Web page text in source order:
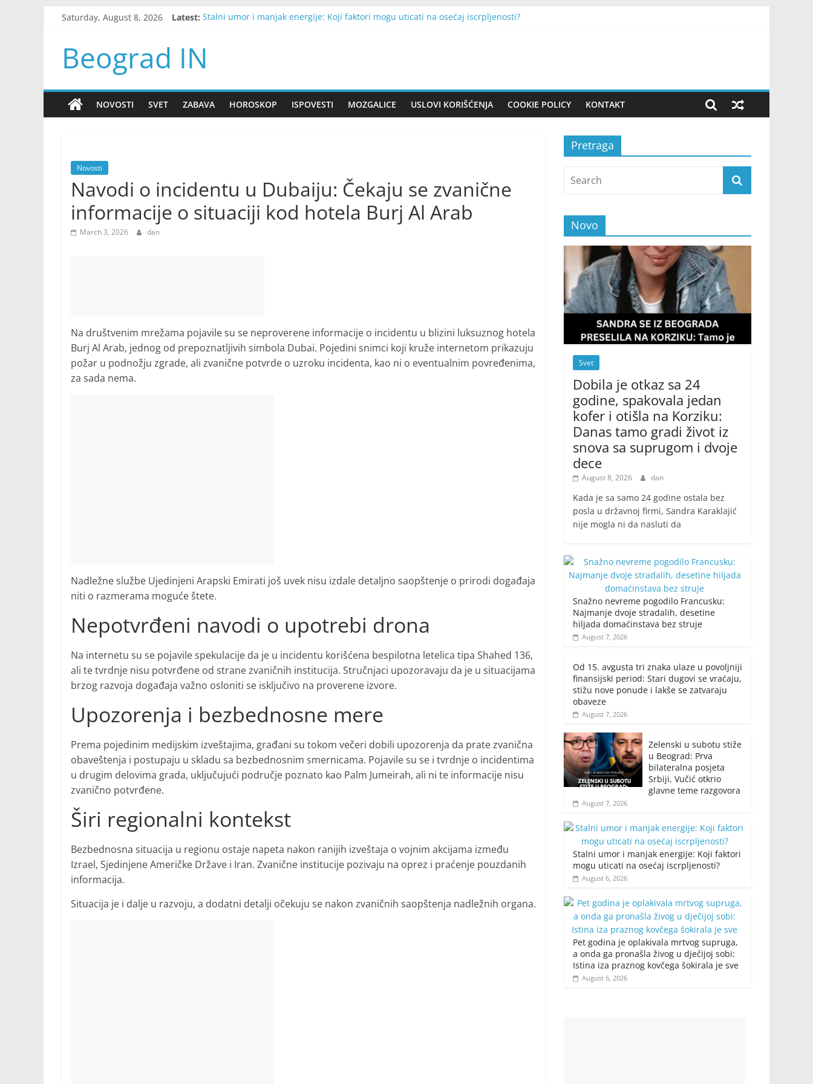
Saturday, August 8, 2026 Latest: Stalni umor i manjak energije: Koji faktori mogu uticati na osećaj iscrpljenosti?
Zelenski u subotu stiže u Beograd: Prva bilateralna posjeta Srbiji, Vučić otkrio glavne teme razgovora
Beograd IN
NOVOSTI SVET ZABAVA HOROSKOP ISPOVESTI MOZGALICE USLOVI KORIŠĆENJA COOKIE POLICY KONTAKT
Novosti
Navodi o incidentu u Dubaiju: Čekaju se zvanične
informacije o situaciji kod hotela Burj Al Arab
March 3, 2026 dan
Na društvenim mrežama pojavile su se neproverene informacije o incidentu u blizini luksuznog hotela
Burj Al Arab, jednog od prepoznatljivih simbola Dubai. Pojedini snimci koji kruže internetom prikazuju
požar u podnožju zgrade, ali zvanične potvrde o uzroku incidenta, kao ni o eventualnim povređenima,
za sada nema.
Nadležne službe Ujedinjeni Arapski Emirati još uvek nisu izdale detaljno saopštenje o prirodi događaja
niti o razmerama moguće štete.
Nepotvrđeni navodi o upotrebi drona
Na internetu su se pojavile spekulacije da je u incidentu korišćena bespilotna letelica tipa Shahed 136,
ali te tvrdnje nisu potvrđene od strane zvaničnih institucija. Stručnjaci upozoravaju da je u situacijama
brzog razvoja događaja važno osloniti se isključivo na proverene izvore.
Upozorenja i bezbednosne mere
Prema pojedinim medijskim izveštajima, građani su tokom večeri dobili upozorenja da prate zvanična
obaveštenja i postupaju u skladu sa bezbednosnim smernicama. Pojavile su se i tvrdnje o incidentima
u drugim delovima grada, uključujući područje poznato kao Palm Jumeirah, ali ni te informacije nisu
zvanično potvrđene.
Širi regionalni kontekst
Bezbednosna situacija u regionu ostaje napeta nakon ranijih izveštaja o vojnim akcijama između
Izrael, Sjedinjene Američke Države i Iran. Zvanične institucije pozivaju na oprez i praćenje pouzdanih
informacija.
Situacija je i dalje u razvoju, a dodatni detalji očekuju se nakon zvaničnih saopštenja nadležnih organa.
Pretraga
Novo
Svet
Dobila je otkaz sa 24
godine, spakovala jedan
kofer i otišla na Korziku:
Danas tamo gradi život iz
snova sa suprugom i dvoje
dece
August 8, 2026 dan
Kada je sa samo 24 godine ostala bez
posla u državnoj firmi, Sandra Karaklajić
nije mogla ni da nasluti da
Snažno nevreme pogodilo Francusku:
Najmanje dvoje stradalih, desetine
hiljada domaćinstava bez struje
August 7, 2026
Od 15. avgusta tri znaka ulaze u povoljniji
finansijski period: Stari dugovi se vraćaju,
stižu nove ponude i lakše se zatvaraju
obaveze
August 7, 2026
Zelenski u subotu stiže
u Beograd: Prva
bilateralna posjeta
Srbiji, Vučić otkrio
glavne teme razgovora
August 7, 2026
Stalni umor i manjak energije: Koji faktori
mogu uticati na osećaj iscrpljenosti?
August 6, 2026
Pet godina je oplakivala mrtvog supruga,
a onda ga pronašla živog u dječijoj sobi:
Istina iza praznog kovčega šokirala je sve
August 6, 2026